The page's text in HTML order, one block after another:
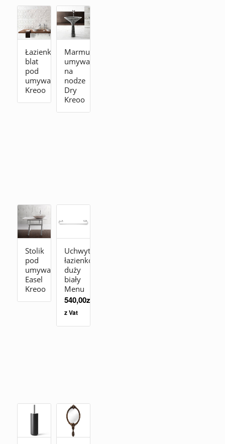
Łazienkowy
blat
pod
umywalkę
Kreoo
Marmurowa
umywalka
na
nodze
Dry
Kreoo
Stolik
pod
umywalkę
Easel
Kreoo
Uchwyt
łazienkowy
duży
biały
Menu
540,00zł
z Vat